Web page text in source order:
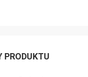
PRODUKTU